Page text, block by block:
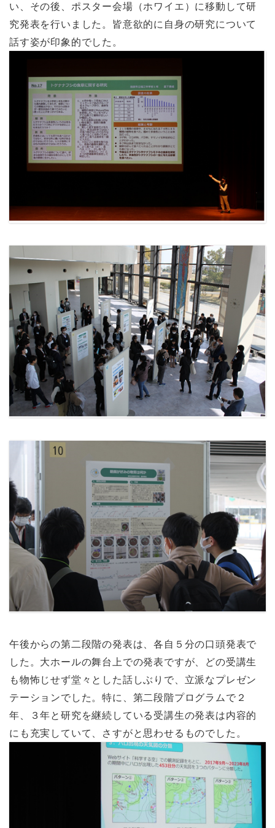
い、その後、ポスター会場（ホワイエ）に移動して研
究発表を行いました。皆意欲的に自身の研究について
話す姿が印象的でした。
午後からの第二段階の発表は、各自５分の口頭発表で
した。大ホールの舞台上での発表ですが、どの受講生
も物怖じせず堂々とした話しぶりで、立派なプレゼン
テーションでした。特に、第二段階プログラムで２
年、３年と研究を継続している受講生の発表は内容的
にも充実していて、さすがと思わせるものでした。